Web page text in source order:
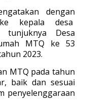
dengan
kepala desa
Desa
MTQ ke 53
2023.
MTQ pada tahun
baik dan sesuai
penyelenggaraan